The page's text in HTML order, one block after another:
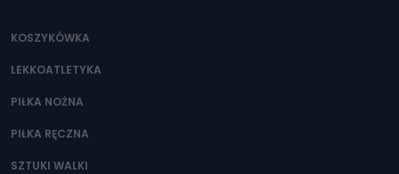
KOSZYKÓWKA
LEKKOATLETYKA
PIŁKA NOŻNA
PIŁKA RĘCZNA
SZTUKI WALKI